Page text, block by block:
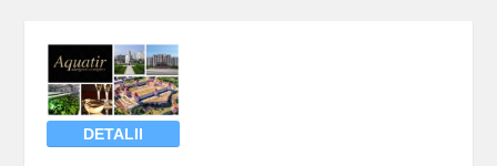
DETALII